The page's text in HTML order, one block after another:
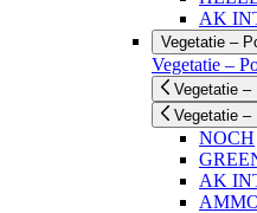
AK
Vegetatie –
Vegetatie –
Vegetatie –
Vegetatie –
NOCH
AK